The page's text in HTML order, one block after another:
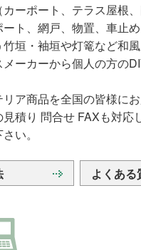
ーポート、テラス屋根
ト、網戸、物置、車止
垣・袖垣や灯篭など和
ーカーから個人の方の
ア商品を全国の皆様に
積り 問合せ FAXも対応
い。
よくある